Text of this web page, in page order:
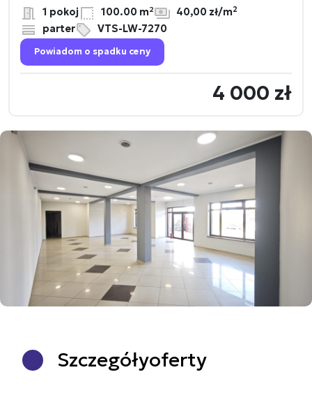
1 pokoj 100.00 m² 40,00 zł/m2
parter VTS-LW-7270
Powiadom o spadku ceny
4 000 zł
Szczegółyoferty